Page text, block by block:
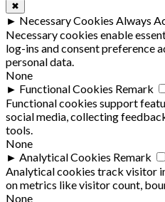
✖
► Necessary Cookies Always
Necessary cookies enable
log-ins and consent preference
personal data.
None
► Functional Cookies Remark
Functional cookies support
social media, collecting
tools.
None
► Analytical Cookies Remark
Analytical cookies track visitor
on metrics like visitor count,
None